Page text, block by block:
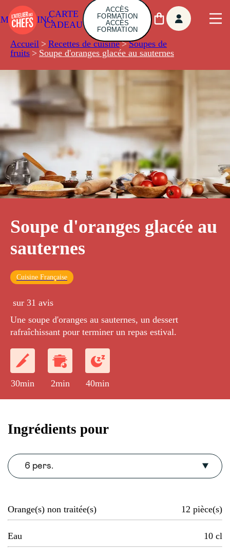
CARTE
CADEAU
ACCÈS
FORMATION
ACCÈS
FORMATION
Accueil > Recettes de cuisine > Soupes de
fruits > Soupe d'oranges glacée au sauternes
Soupe d'oranges glacée au
sauternes
Cuisine Française
sur 31 avis
Une soupe d'oranges au sauternes, un dessert
rafraîchissant pour terminer un repas estival.
30min 2min 40min
Ingrédients pour
6 pers.
Orange(s) non traitée(s) 12 pièce(s)
Eau 10 cl